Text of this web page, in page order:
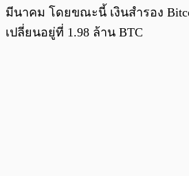
มีนาคม โดยขณะนี้ เงินสำรอง
เปลี่ยนอยู่ที่ 1.98 ล้าน BTC